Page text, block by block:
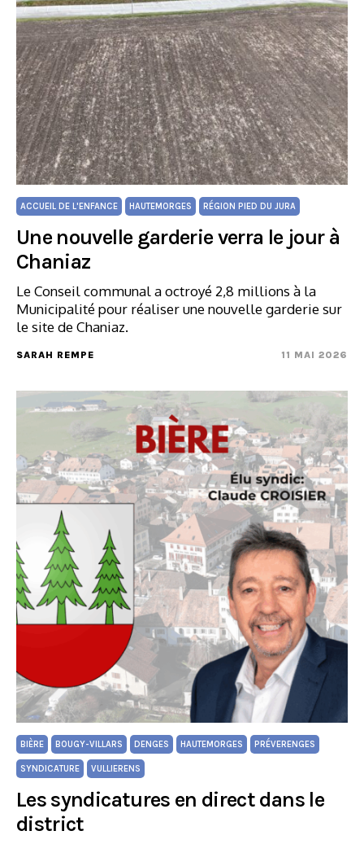
ACCUEIL DE L'ENFANCE HAUTEMORGES RÉGION PIED DU JURA
Une nouvelle garderie verra le jour à
Chaniaz
Le Conseil communal a octroyé 2,8 millions à la
Municipalité pour réaliser une nouvelle garderie sur
le site de Chaniaz.
SARAH REMPE 11 MAI 2026
BIÈRE BOUGY-VILLARS DENGES HAUTEMORGES PRÉVERENGES
SYNDICATURE VULLIERENS
Les syndicatures en direct dans le
district